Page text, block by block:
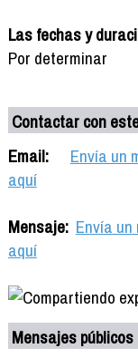
Las fechas y
Por determinar
Contactar con
Email:
Envía un
aquí
Mensaje: Envía
aquí
Mensajes